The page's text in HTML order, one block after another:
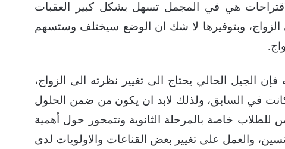
هي في المجمل تسهل بشكل كبير العقبات
الزواج، وبتوفيرها لا شك ان الوضع سيختلف وستسهم
الجيل الحالي يحتاج الى تغيير نظرته الى الزواج،
كانت في السابق، ولذلك لابد ان يكون من ضمن الحلول
للطلاب خاصة بالمرحلة الثانوية وتتمحور حول أهمية
والعمل على تغيير بعض القناعات والاولويات لدى